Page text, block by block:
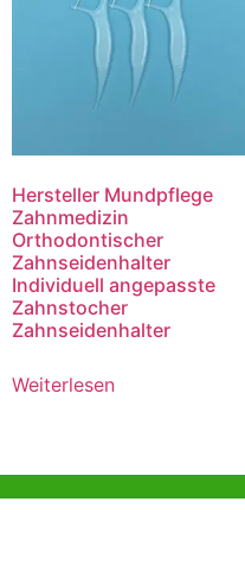
Hersteller Mundpflege
Zahnmedizin
Orthodontischer
Zahnseidenhalter
Individuell angepasste
Zahnstocher
Zahnseidenhalter
Weiterlesen